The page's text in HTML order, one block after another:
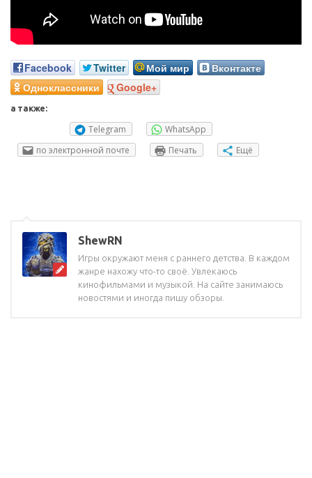
Facebook Twitter Мой мир
Вконтакте
Одноклассники
Google+
а также:
Telegram
WhatsApp
по электронной почте
Печать Ещё
ShewRN
Игры окружают меня с раннего детства. В каждом
жанре нахожу что-то своё. Увлекаюсь
кинофильмами и музыкой. На сайте занимаюсь
новостями и иногда пишу обзоры.